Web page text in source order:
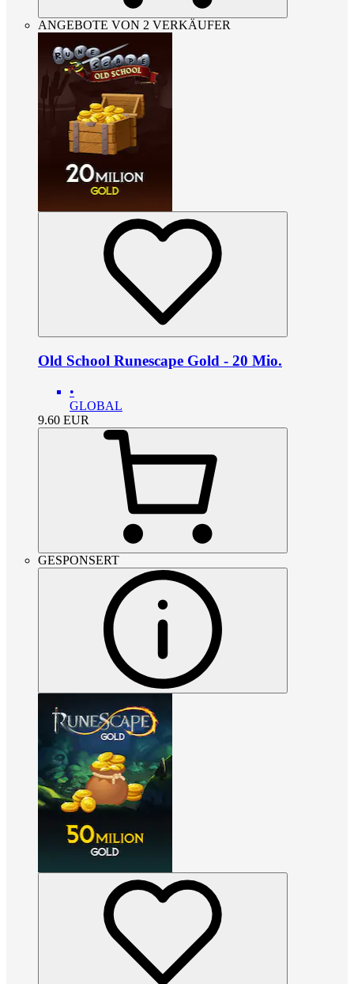
ANGEBOTE VON 2 VERKÄUFER
Old School Runescape Gold - 20 Mio.
•
GLOBAL
9.60 EUR
GESPONSERT